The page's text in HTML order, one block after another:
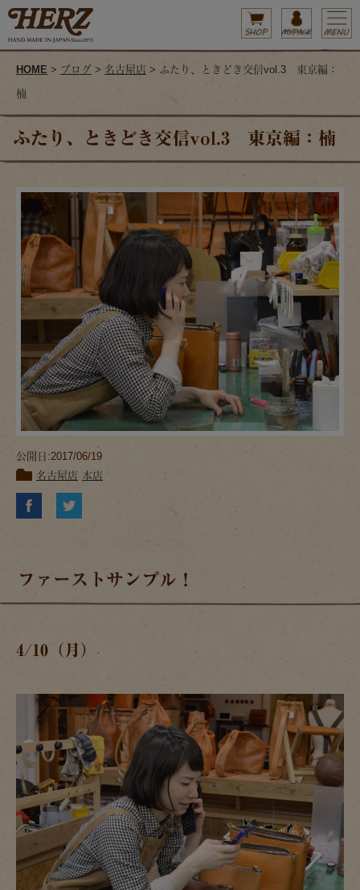
HOME > ブログ > 名古屋店 > ふたり、ときどき交信vol.3 東京編：
楠
ふたり、ときどき交信vol.3 東京編：楠
公開日:2017/06/19
名古屋店 本店
ファーストサンプル！
4/10（月）